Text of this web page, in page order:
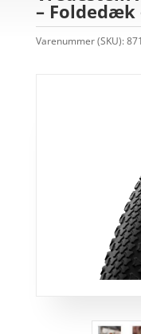
– Foldedæk
Varenummer (SKU):